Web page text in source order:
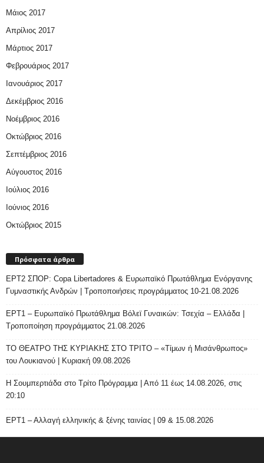
Μάιος 2017
Απρίλιος 2017
Μάρτιος 2017
Φεβρουάριος 2017
Ιανουάριος 2017
Δεκέμβριος 2016
Νοέμβριος 2016
Οκτώβριος 2016
Σεπτέμβριος 2016
Αύγουστος 2016
Ιούλιος 2016
Ιούνιος 2016
Οκτώβριος 2015
Πρόσφατα άρθρα
ΕΡΤ2 ΣΠΟΡ: Copa Libertadores & Ευρωπαϊκό Πρωτάθλημα Ενόργανης
Γυμναστικής Ανδρών | Τροποποιήσεις προγράμματος 10-21.08.2026
ΕΡΤ1 – Ευρωπαϊκό Πρωτάθλημα Βόλεϊ Γυναικών: Τσεχία – Ελλάδα |
Τροποποίηση προγράμματος 21.08.2026
ΤΟ ΘΕΑΤΡΟ ΤΗΣ ΚΥΡΙΑΚΗΣ ΣΤΟ ΤΡΙΤΟ – «Τίμων ή Μισάνθρωπος»
του Λουκιανού | Κυριακή 09.08.2026
H Σουμπερτιάδα στο Τρίτο Πρόγραμμα | Από 11 έως 14.08.2026, στις
20:10
ΕΡΤ1 – Αλλαγή ελληνικής & ξένης ταινίας | 09 & 15.08.2026